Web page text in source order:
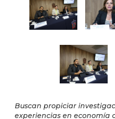
Buscan propiciar
experiencias en economía